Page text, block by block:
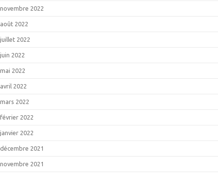
novembre 2022
août 2022
juillet 2022
juin 2022
mai 2022
avril 2022
mars 2022
février 2022
janvier 2022
décembre 2021
novembre 2021